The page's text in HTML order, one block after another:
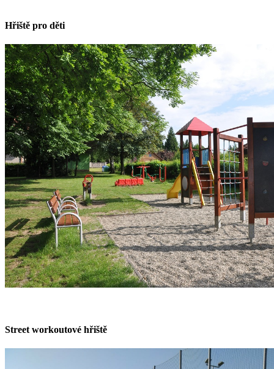
Hřiště pro děti
Street workoutové hřiště